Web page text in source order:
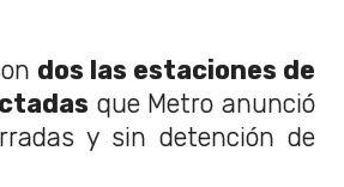
dos las estaciones de
que Metro anunció
y sin detención de